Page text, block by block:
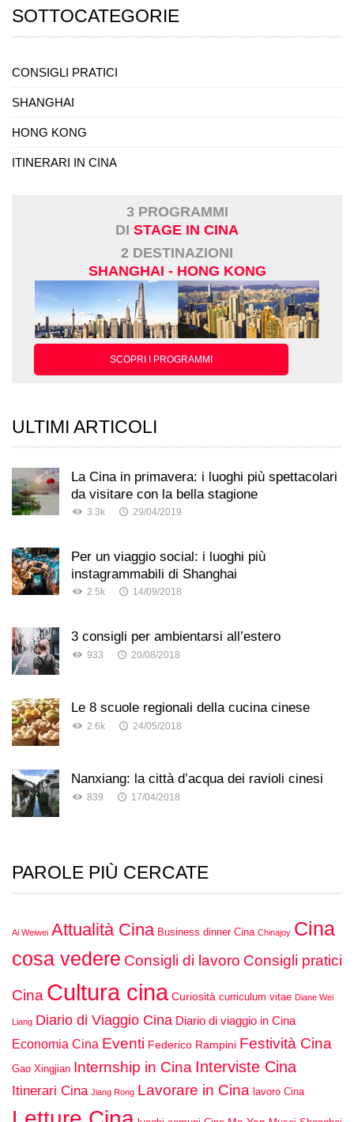
SOTTOCATEGORIE
CONSIGLI PRATICI
SHANGHAI
HONG KONG
ITINERARI IN CINA
3 PROGRAMMI
DI STAGE IN CINA
2 DESTINAZIONI
SHANGHAI - HONG KONG
SCOPRI I PROGRAMMI
ULTIMI ARTICOLI
La Cina in primavera: i luoghi più spettacolari
da visitare con la bella stagione
3.3k 29/04/2019
Per un viaggio social: i luoghi più
instagrammabili di Shanghai
2.5k 14/09/2018
3 consigli per ambientarsi all’estero
933 20/08/2018
Le 8 scuole regionali della cucina cinese
2.6k 24/05/2018
Nanxiang: la città d’acqua dei ravioli cinesi
839 17/04/2018
PAROLE PIÙ CERCATE
Ai Weiwei Attualità Cina Business dinner Cina Chinajoy Cina
cosa vedere Consigli di lavoro Consigli pratici
Cina Cultura cina Curiosità curriculum vitae Diane Wei
Liang Diario di Viaggio Cina Diario di viaggio in Cina
Economia Cina Eventi Federico Rampini Festività Cina
Gao Xingjian Internship in Cina Interviste Cina
Itinerari Cina Jiang Rong Lavorare in Cina lavoro Cina